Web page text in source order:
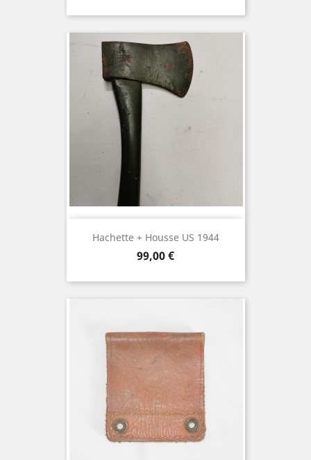
Hachette + Housse US 1944
Prix
99,00 €